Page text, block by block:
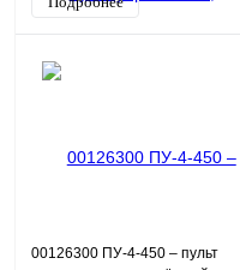
00126300 ПУ-4-450 – пульт